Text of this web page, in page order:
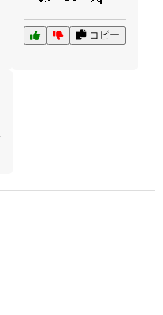
コピー